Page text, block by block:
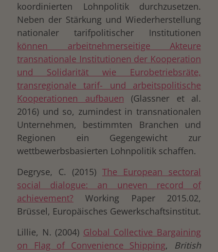
koordinierten Lohnpolitik durchzusetzen.
Neben der Stärkung und Wiederherstellung
nationaler tarifpolitischer Institutionen
können arbeitnehmerseitige Akteure
transnationale Institutionen der Kooperation
und Solidarität wie Eurobetriebsräte,
transregionale tarif- und arbeitspolitische
Kooperationen aufbauen (Glassner et al.
2016) und so, zumindest in transnationalen
Unternehmen, bestimmten Branchen und
Regionen ein Gegengewicht zur
wettbewerbsbasierten Lohnpolitik schaffen.
Degryse, C. (2015) The European sectoral
social dialogue: an uneven record of
achievement? Working Paper 2015.02,
Brüssel, Europäisches Gewerkschaftsinstitut.
Lillie, N. (2004) Global Collective Bargaining
on Flag of Convenience Shipping, British